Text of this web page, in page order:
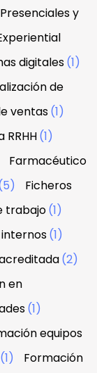
y
digitales(1)
de
ventas(1)
(1)
Farmacéutico
Ficheros
trabajo(1)
(1)
(2)
en
(1)
equipos
(1)
Formación